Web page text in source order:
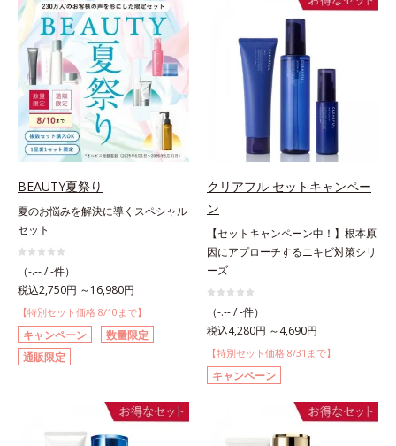
BEAUTY夏祭り
夏のお悩みを解決に導くスペシャル
セット
（-.-- / -件）
税込2,750円 ～16,980円
【特別セット価格 8/10まで】
キャンペーン
数量限定
通販限定
クリアフル セットキャンペー
ン
【セットキャンペーン中！】根本原
因にアプローチするニキビ対策シリ
ーズ
（-.-- / -件）
税込4,280円 ～4,690円
【特別セット価格 8/31まで】
キャンペーン